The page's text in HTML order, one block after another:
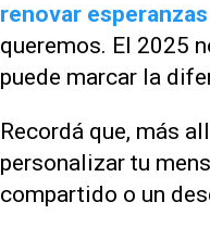
renovar esperanzas
queremos. El 2025
puede marcar la
Recordá que, más
personalizar tu
compartido o un